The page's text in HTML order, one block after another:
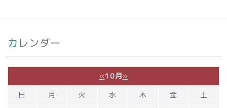
カレンダー
«10月»
日
月 火 水 木 金
土